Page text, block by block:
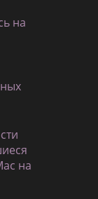
на
на